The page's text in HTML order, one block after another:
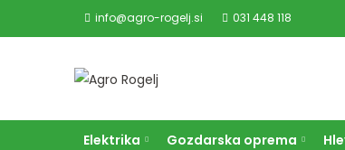
info@agro-rogelj.si 031 448 118
Elektrika Gozdarska oprema